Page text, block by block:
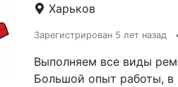
Харьков
Зарегистрирован 5 лет назад
Выполняем все виды
Большой опыт работы, в